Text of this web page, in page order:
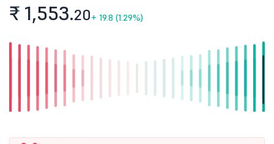
₹ 1,553.20+ 19.8 (1.29%)